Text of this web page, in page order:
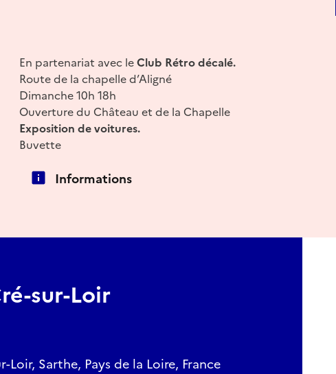
En partenariat avec leClub Rétro décalé.
Route de la chapelle d’Aligné
Dimanche 10h 18h
Ouverture du Château et de la Chapelle
Exposition de voitures.
Buvette
Informations
sur-Loir
Loir, Sarthe, Pays de la Loire, France